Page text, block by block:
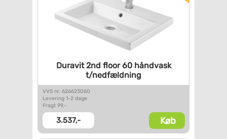
Duravit 2nd floor 60 håndvask
t/nedfældning
VVS nr. 626623060
Levering 1-2 dage
Fragt 99,-
3.537,- Køb